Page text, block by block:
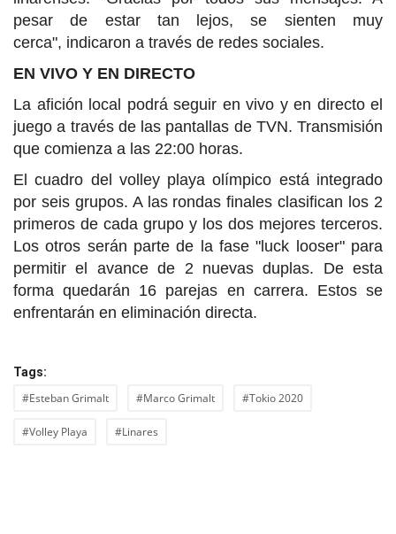
pesar de estar tan lejos, se sienten muy
cerca", indicaron a través de redes sociales.
EN VIVO Y EN DIRECTO
La afición local podrá seguir en vivo y en directo el
juego a través de las pantallas de TVN. Transmisión
que comienza a las 22:00 horas.
El cuadro del volley playa olímpico está integrado
por seis grupos. A las rondas finales clasifican los 2
primeros de cada grupo y los dos mejores terceros.
Los otros serán parte de la fase "luck looser" para
permitir el avance de 2 nuevas duplas. De esta
forma quedarán 16 parejas en carrera. Estos se
enfrentarán en eliminación directa.
Tags:
#Esteban Grimalt #Marco Grimalt #Tokio 2020
#Volley Playa #Linares